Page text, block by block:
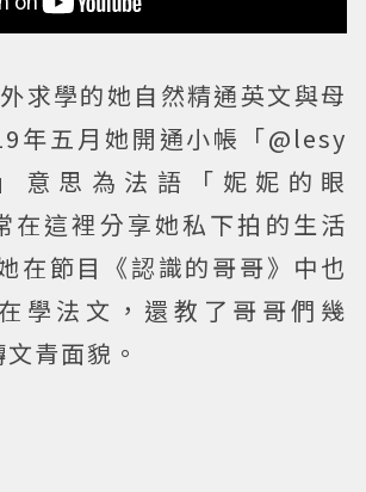
求學的她自然精通英文與母
年五月她開通小帳「@lesy
意思為法語「妮妮的眼
在這裡分享她私下拍的生活
在節目《認識的哥哥》中也
學法文，還教了哥哥們幾
青面貌。